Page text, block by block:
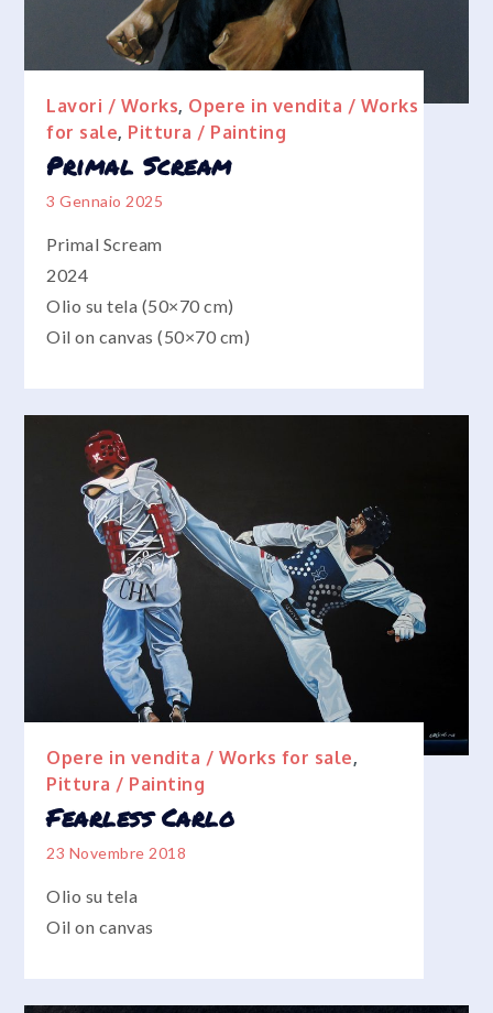
Lavori / Works, Opere in vendita / Works
for sale, Pittura / Painting
Primal Scream
3 Gennaio 2025
Primal Scream
2024
Olio su tela (50×70 cm)
Oil on canvas (50×70 cm)
Opere in vendita / Works for sale,
Pittura / Painting
Fearless Carlo
23 Novembre 2018
Olio su tela
Oil on canvas